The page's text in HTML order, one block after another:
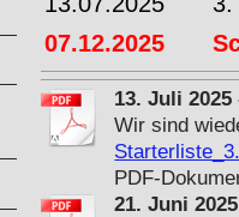
07.12.2025
13. Juli
Wir sind
PDF-
21. Juni